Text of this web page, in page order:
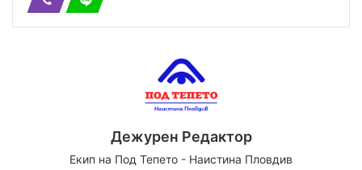
Дежурен Редактор
Екип на Под Тепето - Наистина Пловдив